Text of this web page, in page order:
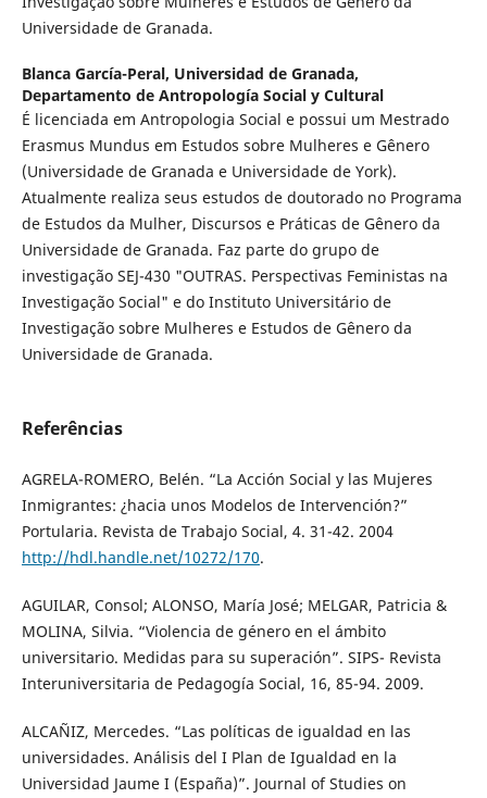
Universidade de Granada.
Blanca García-Peral, Universidad de Granada,
Departamento de Antropología Social y Cultural
É licenciada em Antropologia Social e possui um Mestrado
Erasmus Mundus em Estudos sobre Mulheres e Gênero
(Universidade de Granada e Universidade de York).
Atualmente realiza seus estudos de doutorado no Programa
de Estudos da Mulher, Discursos e Práticas de Gênero da
Universidade de Granada. Faz parte do grupo de
investigação SEJ-430 "OUTRAS. Perspectivas Feministas na
Investigação Social" e do Instituto Universitário de
Investigação sobre Mulheres e Estudos de Gênero da
Universidade de Granada.
Referências
AGRELA-ROMERO, Belén. “La Acción Social y las Mujeres
Inmigrantes: ¿hacia unos Modelos de Intervención?”
Portularia. Revista de Trabajo Social, 4. 31-42. 2004
http://hdl.handle.net/10272/170.
AGUILAR, Consol; ALONSO, María José; MELGAR, Patricia &
MOLINA, Silvia. “Violencia de género en el ámbito
universitario. Medidas para su superación”. SIPS- Revista
Interuniversitaria de Pedagogía Social, 16, 85-94. 2009.
ALCAÑIZ, Mercedes. “Las políticas de igualdad en las
universidades. Análisis del I Plan de Igualdad en la
Universidad Jaume I (España)”. Journal of Studies on